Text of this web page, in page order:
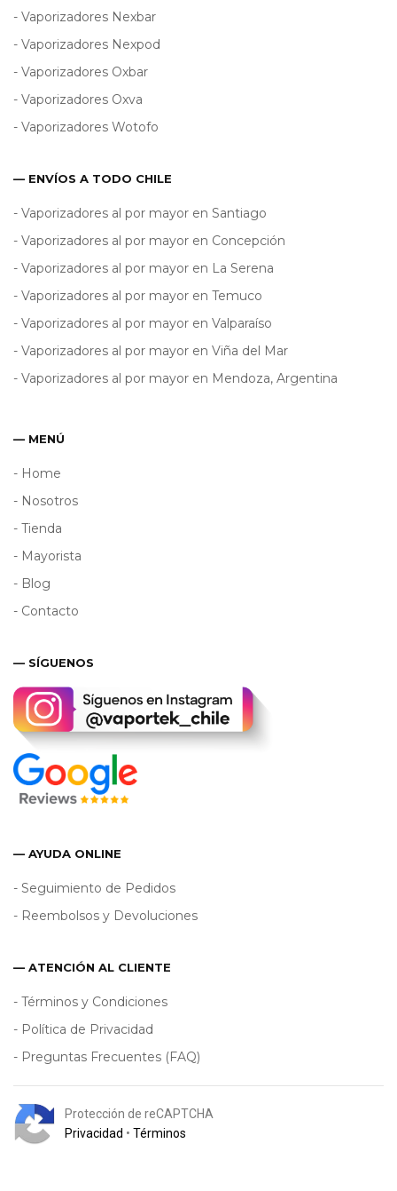
- Vaporizadores Nexbar
- Vaporizadores Nexpod
- Vaporizadores Oxbar
- Vaporizadores Oxva
- Vaporizadores Wotofo
— ENVÍOS A TODO CHILE
- Vaporizadores al por mayor en Santiago
- Vaporizadores al por mayor en Concepción
- Vaporizadores al por mayor en La Serena
- Vaporizadores al por mayor en Temuco
- Vaporizadores al por mayor en Valparaíso
- Vaporizadores al por mayor en Viña del Mar
- Vaporizadores al por mayor en Mendoza, Argentina
— MENÚ
- Home
- Nosotros
- Tienda
- Mayorista
- Blog
- Contacto
— SÍGUENOS
— AYUDA ONLINE
- Seguimiento de Pedidos
- Reembolsos y Devoluciones
— ATENCIÓN AL CLIENTE
- Términos y Condiciones
- Política de Privacidad
- Preguntas Frecuentes (FAQ)
Protección de reCAPTCHA
Privacidad • Términos